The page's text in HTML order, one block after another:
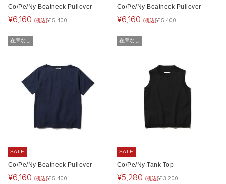
Co/Pe/Ny Boatneck Pullover
¥6,160 (税込)¥15,400
Co/Pe/Ny Boatneck Pullover
¥6,160 (税込)¥15,400
在庫なし
SALE
Co/Pe/Ny Boatneck Pullover
¥6,160 (税込)¥15,400
在庫なし
SALE
Co/Pe/Ny Tank Top
¥5,280 (税込)¥13,200